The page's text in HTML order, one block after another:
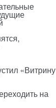
«Витрину
на